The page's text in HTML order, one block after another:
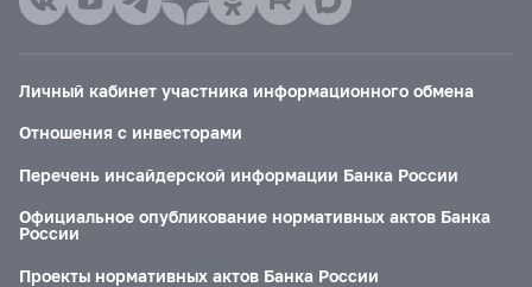
Личный кабинет участника информационного обмена
Отношения с инвесторами
Перечень инсайдерской информации Банка России
Официальное опубликование нормативных актов Банка
России
Проекты нормативных актов Банка России